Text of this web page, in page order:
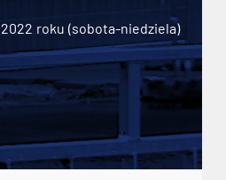
roku (sobota-niedziela)